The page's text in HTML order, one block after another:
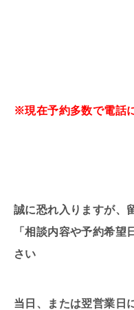
※現在予約多数で電話
誠に恐れ入りますが、
「相談内容や予約希
さい
当日、または翌営業日